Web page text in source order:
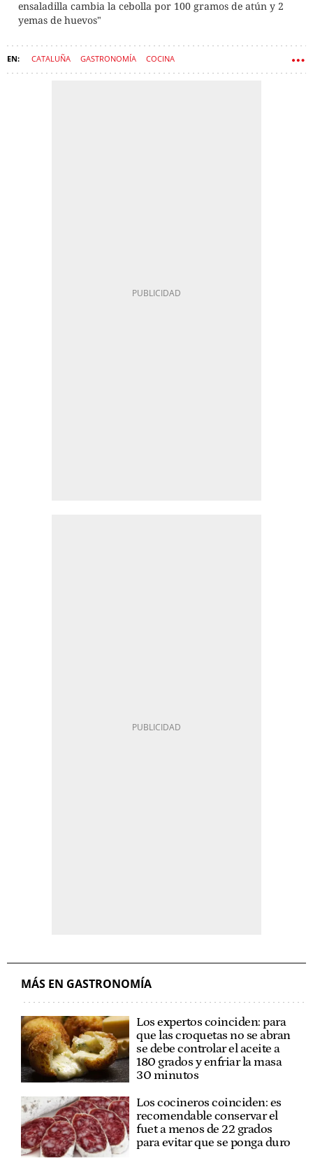
ensaladilla cambia la cebolla por 100 gramos de atún y 2
yemas de huevos"
CATALUÑA GASTRONOMÍA COCINA
MÁS EN GASTRONOMÍA
Los expertos coinciden: para
que las croquetas no se abran
se debe controlar el aceite a
180 grados y enfriar la masa
30 minutos
Los cocineros coinciden: es
recomendable conservar el
fuet a menos de 22 grados
para evitar que se ponga duro